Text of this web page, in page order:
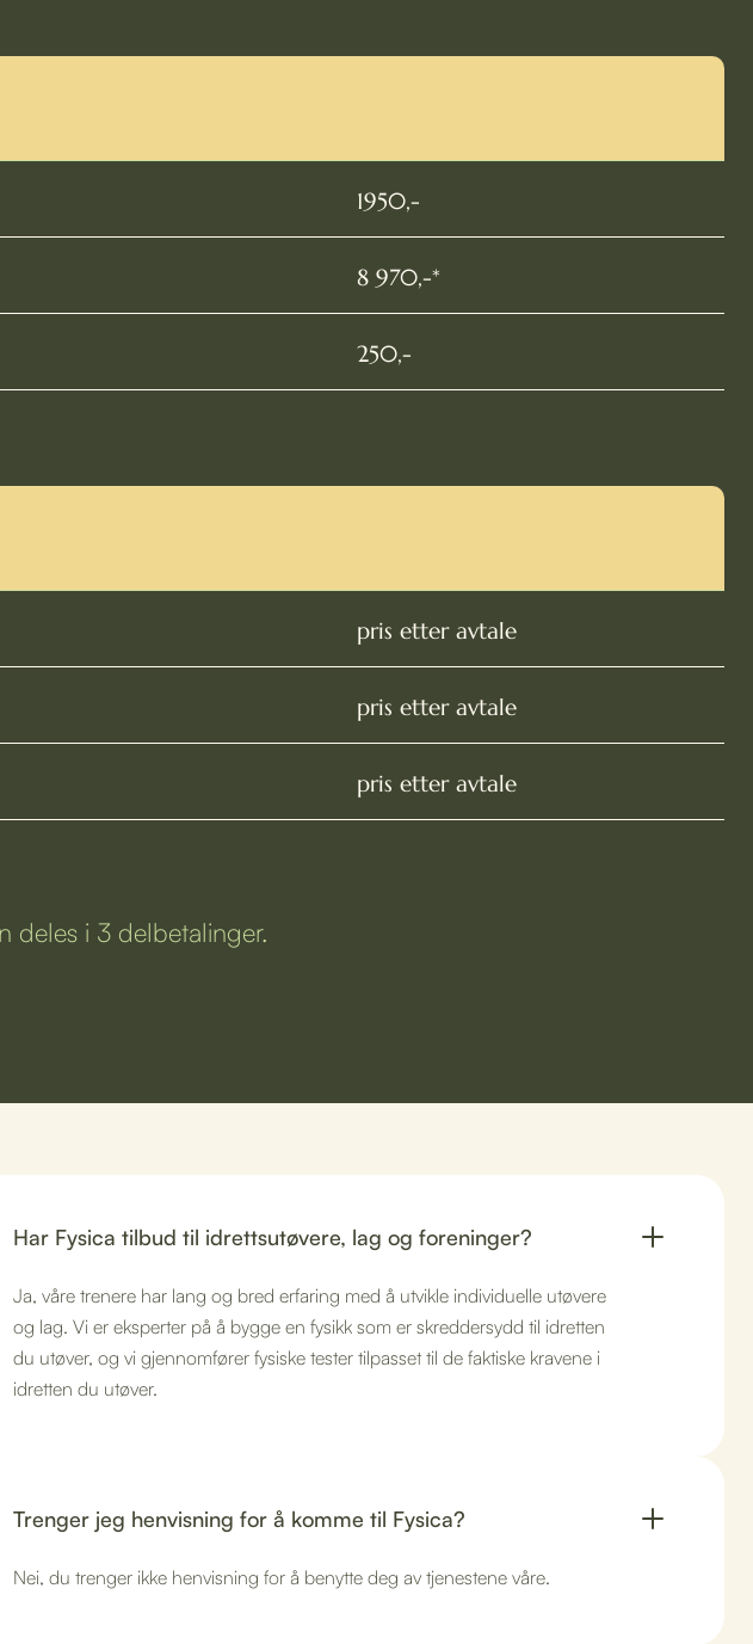
1950,-
8 970,-*
250,-
pris etter avtale
pris etter avtale
pris etter avtale
deles i 3 delbetalinger.
Har Fysica tilbud til idrettsutøvere, lag og foreninger?
Ja, våre trenere har lang og bred erfaring med å utvikle individuelle utøvere
og lag. Vi er eksperter på å bygge en fysikk som er skreddersydd til idretten
du utøver, og vi gjennomfører fysiske tester tilpasset til de faktiske kravene i
idretten du utøver.
Trenger jeg henvisning for å komme til Fysica?
Nei, du trenger ikke henvisning for å benytte deg av tjenestene våre.